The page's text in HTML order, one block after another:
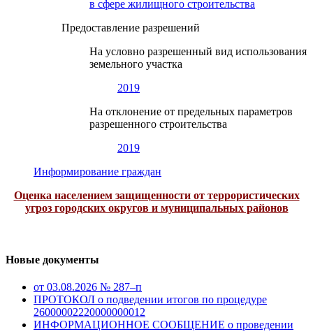
в сфере жилищного строительства
Предоставление разрешений
На условно разрешенный вид использования
земельного участка
2019
На отклонение от предельных параметров
разрешенного строительства
2019
Информирование граждан
Оценка населением защищенности от террористических
угроз городских округов и муниципальных районов
Новые документы
от 03.08.2026 № 287–п
ПРОТОКОЛ о подведении итогов по процедуре
26000002220000000012
ИНФОРМАЦИОННОЕ СООБЩЕНИЕ о проведении